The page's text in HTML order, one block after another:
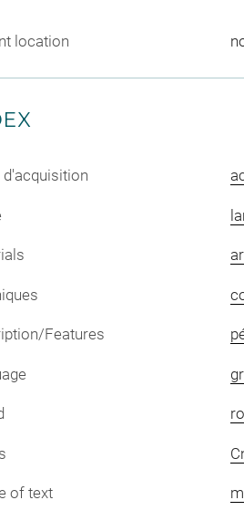
location
d'acquisition
Features
of text